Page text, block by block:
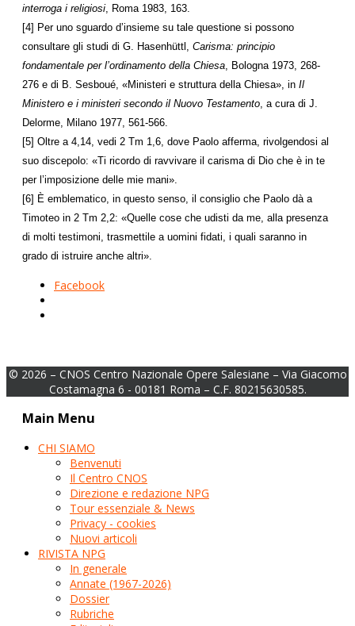
interroga i religiosi, Roma 1983, 163.
[4] Per uno sguardo d’insieme su tale questione si possono
consultare gli studi di G. Hasenhüttl, Carisma: principio
fondamentale per l’ordinamento della Chiesa, Bologna 1973, 268-
276 e di B. Sesboué, «Ministeri e struttura della Chiesa», in Il
Ministero e i ministeri secondo il Nuovo Testamento, a cura di J.
Delorme, Milano 1977, 561-566.
[5] Oltre a 4,14, vedi 2 Tm 1,6, dove Paolo afferma, rivolgendosi al
suo discepolo: «Ti ricordo di ravvivare il carisma di Dio che è in te
per l’imposizione delle mie mani».
[6] È emblematico, in questo senso, il consiglio che Paolo dà a
Timoteo in 2 Tm 2,2: «Quelle cose che udisti da me, alla presenza
di molti testimoni, trasmettile a uomini fidati, i quali saranno in
grado di istruire anche altri».
Facebook
© 2026 – CNOS Centro Nazionale Opere Salesiane – Via Giacomo
Costamagna 6 - 00181 Roma – C.F. 80215630585.
Main Menu
CHI SIAMO
Benvenuti
Il Centro CNOS
Direzione e redazione NPG
Tour essenziale & News
Privacy - cookies
Nuovi articoli
RIVISTA NPG
In generale
Annate (1967-2026)
Dossier
Rubriche